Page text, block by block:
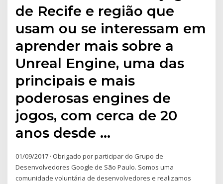
de Recife e região que
usam ou se interessam em
aprender mais sobre a
Unreal Engine, uma das
principais e mais
poderosas engines de
jogos, com cerca de 20
anos desde …
01/09/2017 · Obrigado por participar do Grupo de
Desenvolvedores Google de São Paulo. Somos uma
comunidade voluntária de desenvolvedores e realizamos